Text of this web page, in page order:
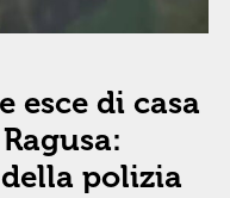
esce di casa
polizia